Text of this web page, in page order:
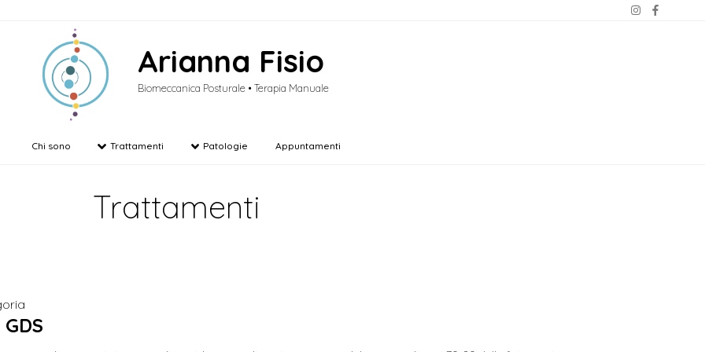
Arianna Fisio
Biomeccanica Posturale • Terapia Manuale
Chi sono Trattamenti Patologie Appuntamenti
Trattamenti